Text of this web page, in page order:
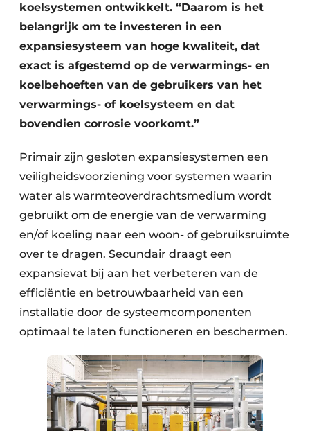
koelsystemen ontwikkelt. “Daarom is het
belangrijk om te investeren in een
expansiesysteem van hoge kwaliteit, dat
exact is afgestemd op de verwarmings- en
koelbehoeften van de gebruikers van het
verwarmings- of koelsysteem en dat
bovendien corrosie voorkomt.”
Primair zijn gesloten expansiesystemen een
veiligheidsvoorziening voor systemen waarin
water als warmteoverdrachtsmedium wordt
gebruikt om de energie van de verwarming
en/of koeling naar een woon- of gebruiksruimte
over te dragen. Secundair draagt een
expansievat bij aan het verbeteren van de
efficiëntie en betrouwbaarheid van een
installatie door de systeemcomponenten
optimaal te laten functioneren en beschermen.